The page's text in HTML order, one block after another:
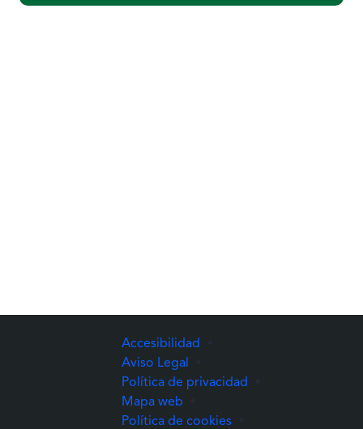
Accesibilidad
Aviso Legal
Política de privacidad
Mapa web
Política de cookies